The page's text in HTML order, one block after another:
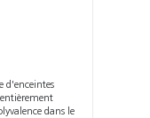
d'enceintes
entièrement
dans le